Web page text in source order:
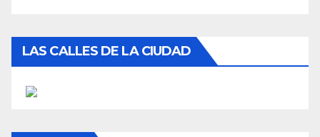
LAS CALLES DE LA CIUDAD